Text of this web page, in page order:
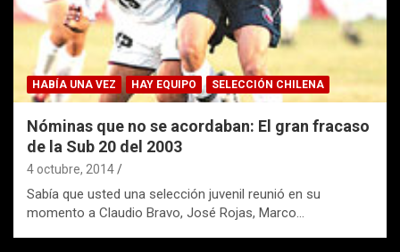
HABÍA UNA VEZ HAY EQUIPO SELECCIÓN CHILENA
Nóminas que no se acordaban: El gran fracaso
de la Sub 20 del 2003
4 octubre, 2014
Sabía que usted una selección juvenil reunió en su
momento a Claudio Bravo, José Rojas, Marco…